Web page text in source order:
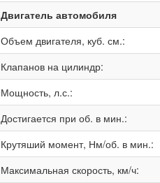
Двигатель автомобиля
Объем двигателя, куб. см.:
Клапанов на цилиндр:
Мощность, л.с.:
Достигается при об. в мин.:
Крутяший момент, Нм/об. в мин.:
Максимальная скорость, км/ч: